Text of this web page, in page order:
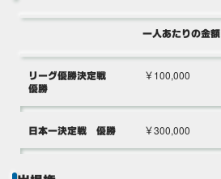
一人あたりの金額
リーグ優勝決定戦
優勝
￥100,000
日本一決定戦 優勝 ￥300,000